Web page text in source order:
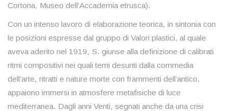
Cortona, Museo dell’Accademia etrusca).
Con un intenso lavoro di elaborazione teorica, in sintonia con
le posizioni espresse dal gruppo di Valori plastici, al quale
aveva aderito nel 1919, S. giunse alla definizione di calibrati
ritmi compositivi nei quali temi desunti dalla commedia
dell’arte, ritratti e nature morte con frammenti dell’antico,
appaiono immersi in atmosfere metafisiche di luce
mediterranea. Dagli anni Venti, segnati anche da una crisi